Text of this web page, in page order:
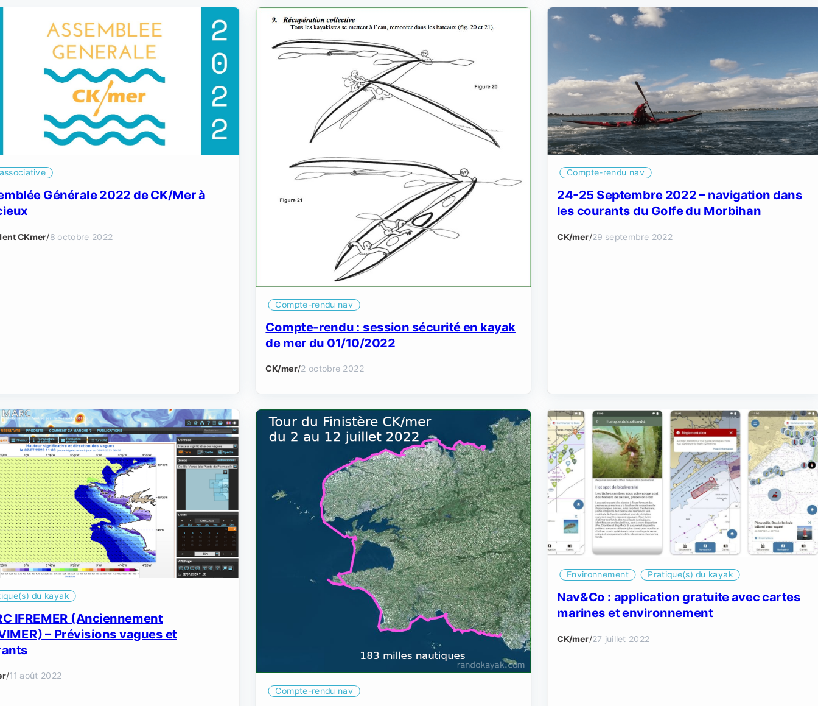
Générale 2022 de CK/Mer à
CKmer/8 octobre 2022
Compte-rendu nav
Compte-rendu : session sécurité en kayak
de mer du 01/10/2022
CK/mer/2 octobre 2022
Compte-rendu nav
24-25 Septembre 2022 – navigation dans
les courants du Golfe du Morbihan
CK/mer/29 septembre 2022
du kayak
IFREMER (Anciennement
– Prévisions vagues et
/11 août 2022
Compte-rendu nav
Environnement Pratique(s) du kayak
Nav&Co : application gratuite avec cartes
marines et environnement
CK/mer/27 juillet 2022